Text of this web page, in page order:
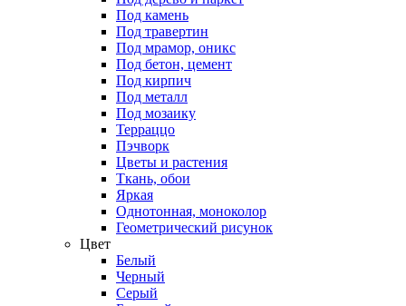
Под камень
Под травертин
Под мрамор, оникс
Под бетон, цемент
Под кирпич
Под металл
Под мозаику
Терраццо
Пэчворк
Цветы и растения
Ткань, обои
Яркая
Однотонная, моноколор
Геометрический рисунок
Цвет
Белый
Черный
Серый